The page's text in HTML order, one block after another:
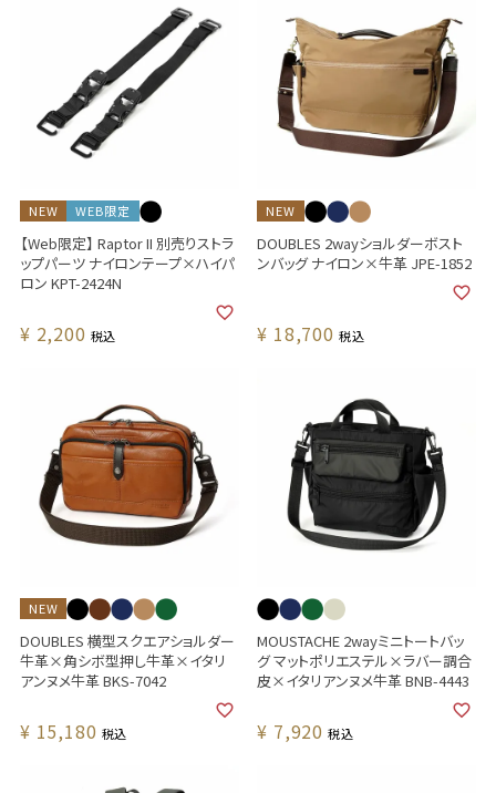
NEW WEB限定
【Web限定】 Raptor II 別売りストラ
ップパーツ ナイロンテープ×ハイパ
ロン KPT-2424N
¥ 2,200 税込
NEW
DOUBLES 2wayショルダーボスト
ンバッグ ナイロン×牛革 JPE-1852
¥ 18,700 税込
NEW
DOUBLES 横型スクエアショルダー
牛革×角シボ型押し牛革×イタリ
アンヌメ牛革 BKS-7042
¥ 15,180 税込
MOUSTACHE 2wayミニトートバッ
グ マットポリエステル×ラバー調合
皮×イタリアンヌメ牛革 BNB-4443
¥ 7,920 税込